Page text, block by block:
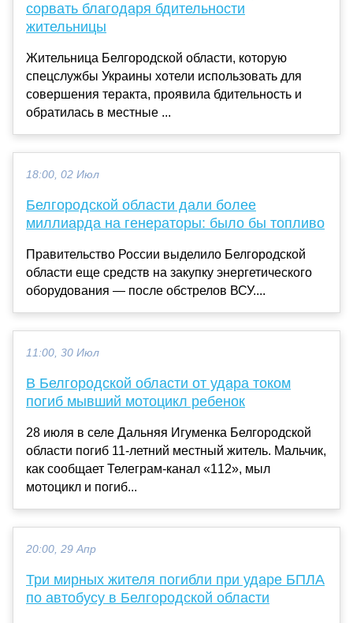
сорвать благодаря бдительности
жительницы
Жительница Белгородской области, которую
спецслужбы Украины хотели использовать для
совершения теракта, проявила бдительность и
обратилась в местные ...
18:00, 02 Июл
Белгородской области дали более
миллиарда на генераторы: было бы топливо
Правительство России выделило Белгородской
области еще средств на закупку энергетического
оборудования — после обстрелов ВСУ....
11:00, 30 Июл
В Белгородской области от удара током
погиб мывший мотоцикл ребенок
28 июля в селе Дальняя Игуменка Белгородской
области погиб 11-летний местный житель. Мальчик,
как сообщает Телеграм-канал «112», мыл
мотоцикл и погиб...
20:00, 29 Апр
Три мирных жителя погибли при ударе БПЛА
по автобусу в Белгородской области